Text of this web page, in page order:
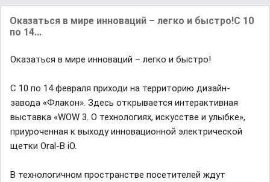
Оказаться в мире инноваций – легко и быстро!С 10
по 14...
Оказаться в мире инноваций – легко и быстро!
С 10 по 14 февраля приходи на территорию дизайн-
завода «Флакон». Здесь открывается интерактивная
выставка «WOW 3. О технологиях, искусстве и улыбке»,
приуроченная к выходу инновационной электрической
щетки Oral-B iO.
В технологичном пространстве посетителей ждут